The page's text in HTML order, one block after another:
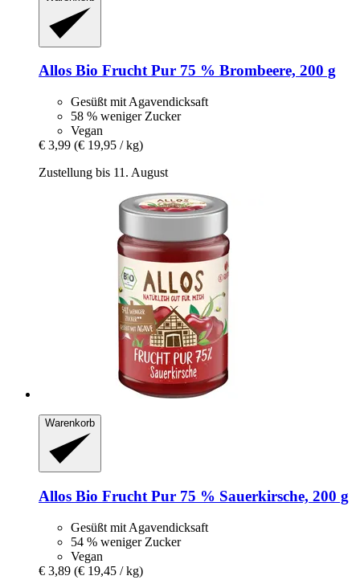
Allos Bio Frucht Pur 75 % Brombeere, 200 g
Gesüßt mit Agavendicksaft
58 % weniger Zucker
Vegan
€ 3,99 (€ 19,95 / kg)
Zustellung bis 11. August
Warenkorb
Allos Bio Frucht Pur 75 % Sauerkirsche, 200 g
Gesüßt mit Agavendicksaft
54 % weniger Zucker
Vegan
€ 3,89 (€ 19,45 / kg)